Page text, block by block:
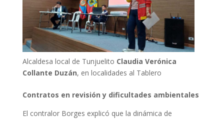
Alcaldesa local de Tunjuelito Claudia Verónica
Collante Duzán, en localidades al Tablero
Contratos en revisión y dificultades ambientales
El contralor Borges explicó que la dinámica de